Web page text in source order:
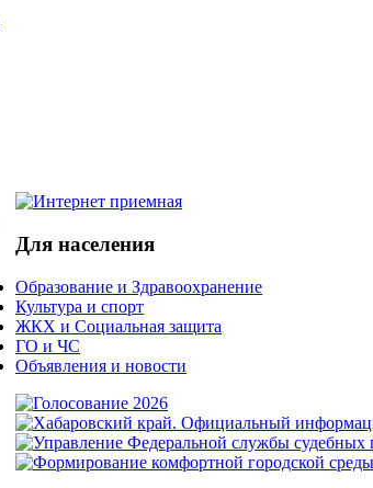
Для населения
Образование и Здравоохранение
Культура и спорт
ЖКХ и Социальная защита
ГО и ЧС
Объявления и новости